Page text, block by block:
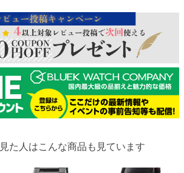
た人はこんな商品も見ています